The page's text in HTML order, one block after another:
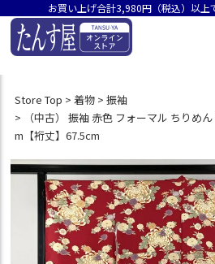
お買い上げ合計3,980円（税込）以上
Store Top 着物
振袖
（中古） 振袖 赤色 フォーマル ちりめ
m【裄丈】67.5cm